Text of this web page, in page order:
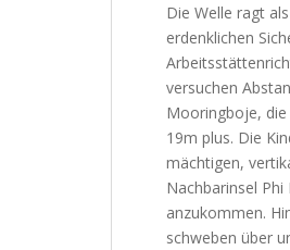
Die Welle ragt
erdenklichen
versuchen
Mooringboje,
19m plus. Die
mächtigen,
Nachbarinsel
anzukommen.
schweben über